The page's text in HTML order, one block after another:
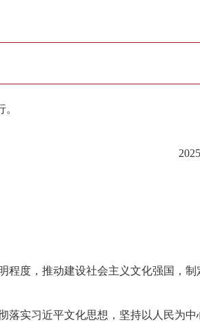
程度，推动建设社会主义文化强国，制
落实习近平文化思想，坚持以人民为中